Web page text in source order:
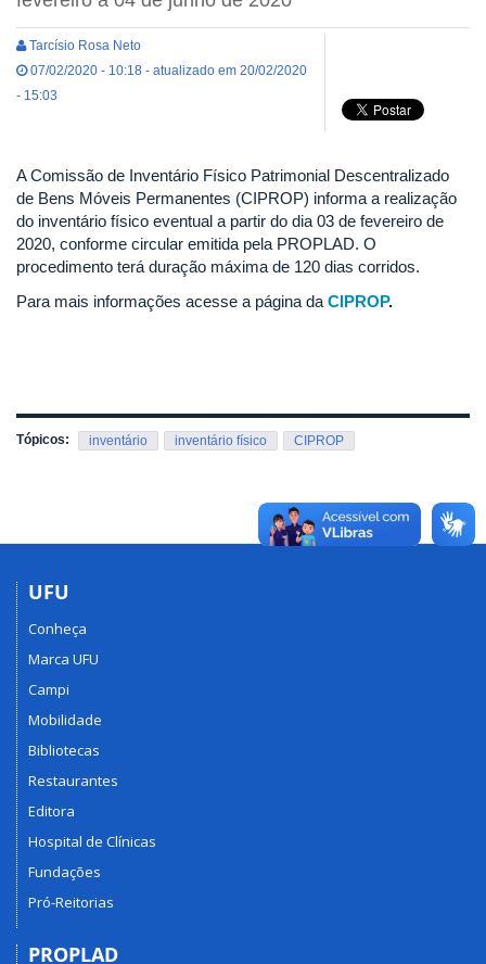
Tarcísio Rosa Neto
07/02/2020 - 10:18 - atualizado em 20/02/2020
- 15:03
A Comissão de Inventário Físico Patrimonial Descentralizado
de Bens Móveis Permanentes (CIPROP) informa a realização
do inventário físico eventual a partir do dia 03 de fevereiro de
2020, conforme circular emitida pela PROPLAD. O
procedimento terá duração máxima de 120 dias corridos.
Para mais informações acesse a página da CIPROP.
Tópicos: inventário inventário físico CIPROP
UFU
Conheça
Marca UFU
Campi
Mobilidade
Bibliotecas
Restaurantes
Editora
Hospital de Clínicas
Fundações
Pró-Reitorias
PROPLAD